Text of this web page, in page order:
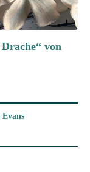
von